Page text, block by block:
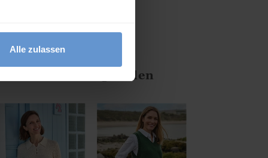
Alle zulassen
Sie das Pflegeetikett
Ihnen auch gefallen